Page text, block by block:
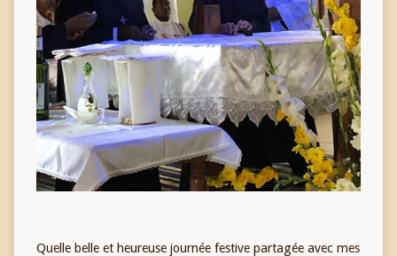
Quelle belle et heureuse journée festive partagée avec mes